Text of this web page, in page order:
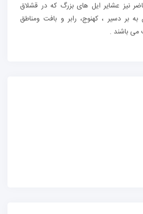
نیز عشایر ایل های بزرگ که در قشلاق
بر دسیر ، کهنوج، رابر و بافت ومناطق
می باشند .